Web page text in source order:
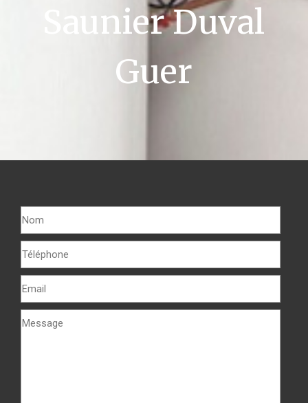
Saunier Duval
Guer